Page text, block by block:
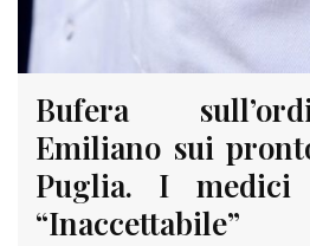
Bufera
Emiliano sui
Puglia. I
“Inaccettabile”